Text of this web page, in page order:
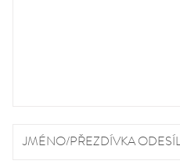
JMÉNO/PŘEZDÍVKA